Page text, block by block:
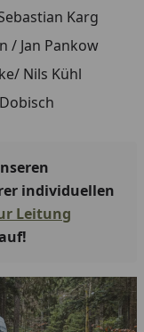
Karg
/ Jan Pankow
Nils Kühl
individuellen
Leitung